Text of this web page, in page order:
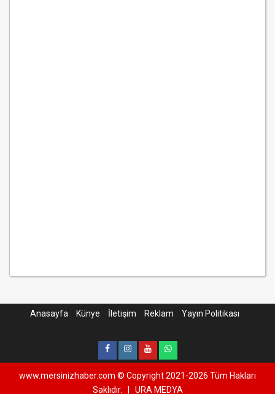
Anasayfa Künye İletişim Reklam
Yayın Politikası
www.mersinizhaber.com © Copyright 2021-2026 Tüm Hakları
Saklıdır.
URA MEDYA